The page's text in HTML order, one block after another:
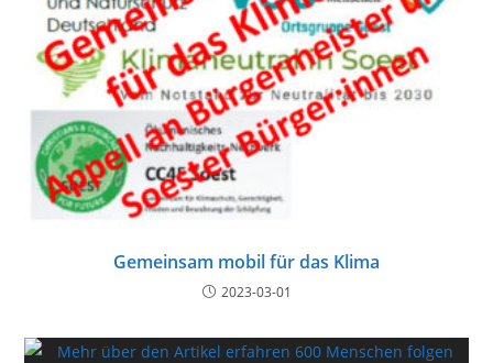
Gemeinsam mobil für das Klima
2023-03-01